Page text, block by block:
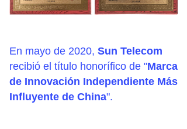
En mayo de 2020, Sun Telecom
recibió el título honorífico de "Marca
de Innovación Independiente Más
Influyente de China".